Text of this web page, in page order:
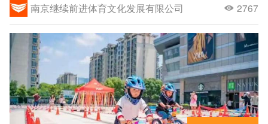
南京继续前进体育文化发展有限公司
2767